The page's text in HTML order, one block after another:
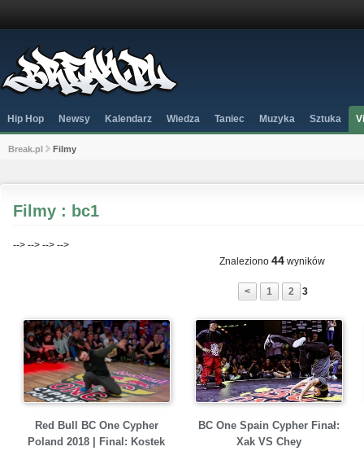
Hip Hop Newsy Kalendarz Wiedza Taniec Muzyka Sztuka
Break.pl Filmy
Filmy : bc1
--> --> --> -->
Znaleziono 44 wyników
< 1 2 3
Red Bull BC One Cypher
Poland 2018 | Final: Kostek
BC One Spain Cypher Finał:
Xak VS Chey